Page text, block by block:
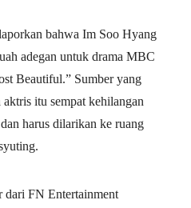
bahwa Im Soo Hyang
adegan untuk drama MBC
Beautiful.” Sumber yang
itu sempat kehilangan
harus dilarikan ke ruang
dari FN Entertainment